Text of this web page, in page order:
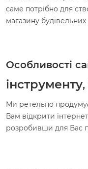
саме потрібно для
магазину будівельних
Особливості
інструменту
Ми ретельно
Вам відкрити
розробивши для Вас